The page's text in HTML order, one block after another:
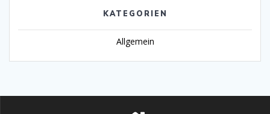
KATEGORIEN
Allgemein